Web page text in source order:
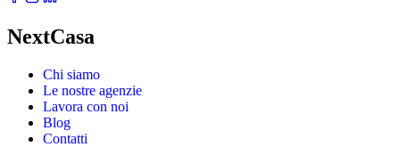
NextCasa
Chi siamo
Le nostre agenzie
Lavora con noi
Blog
Contatti